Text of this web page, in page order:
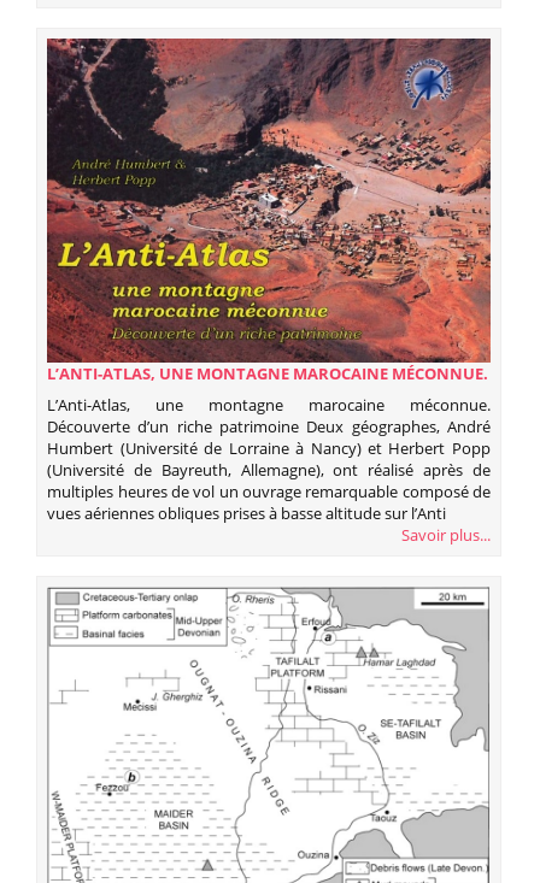
L’ANTI-ATLAS, UNE MONTAGNE MAROCAINE MÉCONNUE.
DÉCOUVERTE D’UN RICHE PATRIMOINE
L’Anti-Atlas, une montagne marocaine méconnue.
Découverte d’un riche patrimoine Deux géographes, André
Humbert (Université de Lorraine à Nancy) et Herbert Popp
(Université de Bayreuth, Allemagne), ont réalisé après de
multiples heures de vol un ouvrage remarquable composé de
vues aériennes obliques prises à basse altitude sur l’Anti
Savoir plus...